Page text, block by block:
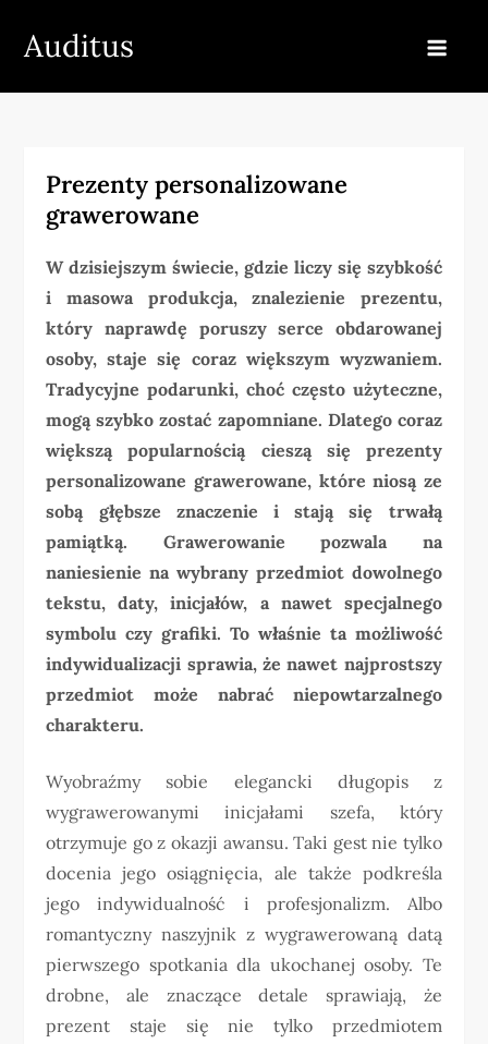
Auditus
Prezenty personalizowane
grawerowane
W dzisiejszym świecie, gdzie liczy się szybkość
i masowa produkcja, znalezienie prezentu,
który naprawdę poruszy serce obdarowanej
osoby, staje się coraz większym wyzwaniem.
Tradycyjne podarunki, choć często użyteczne,
mogą szybko zostać zapomniane. Dlatego coraz
większą popularnością cieszą się prezenty
personalizowane grawerowane, które niosą ze
sobą głębsze znaczenie i stają się trwałą
pamiątką. Grawerowanie pozwala na
naniesienie na wybrany przedmiot dowolnego
tekstu, daty, inicjałów, a nawet specjalnego
symbolu czy grafiki. To właśnie ta możliwość
indywidualizacji sprawia, że nawet najprostszy
przedmiot może nabrać niepowtarzalnego
charakteru.
Wyobraźmy sobie elegancki długopis z
wygrawerowanymi inicjałami szefa, który
otrzymuje go z okazji awansu. Taki gest nie tylko
docenia jego osiągnięcia, ale także podkreśla
jego indywidualność i profesjonalizm. Albo
romantyczny naszyjnik z wygrawerowaną datą
pierwszego spotkania dla ukochanej osoby. Te
drobne, ale znaczące detale sprawiają, że
prezent staje się nie tylko przedmiotem